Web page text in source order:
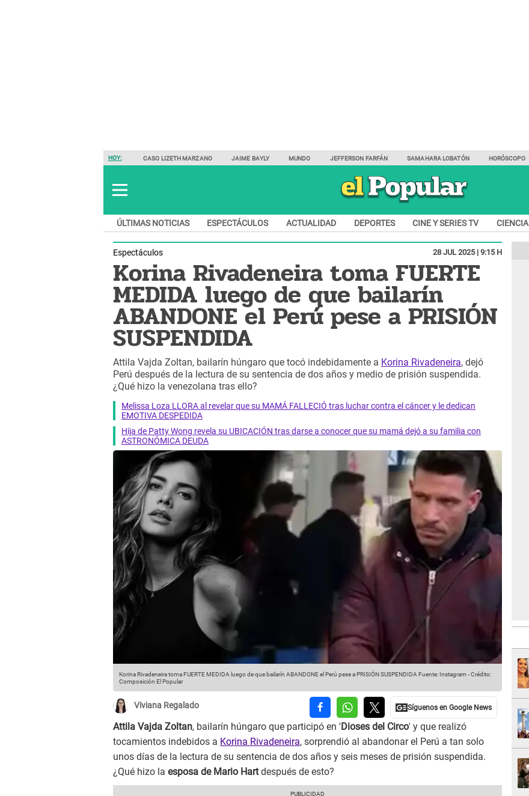
HOY: CASO LIZETH MARZANO JAIME BAYLY MUNDO JEFFERSON FARFÁN SAMAHARA LOBATÓN HORÓSCOPO
ÚLTIMAS NOTICIAS ESPECTÁCULOS ACTUALIDAD DEPORTES CINE Y SERIES TV CIENCIA
Espectáculos 28 JUL 2025 | 9:15 H
Korina Rivadeneira toma FUERTE
MEDIDA luego de que bailarín
ABANDONE el Perú pese a PRISIÓN
SUSPENDIDA
Attila Vajda Zoltan, bailarín húngaro que tocó indebidamente a Korina Rivadeneira, dejó
Perú después de la lectura de su sentencia de dos años y medio de prisión suspendida.
¿Qué hizo la venezolana tras ello?
Melissa Loza LLORA al revelar que su MAMÁ FALLECIÓ tras luchar contra el cáncer y le dedican
EMOTIVA DESPEDIDA
Hija de Patty Wong revela su UBICACIÓN tras darse a conocer que su mamá dejó a su familia con
ASTRONÓMICA DEUDA
Korina Rivadeneira toma FUERTE MEDIDA luego de que bailarín ABANDONE el Perú pese a PRISIÓN SUSPENDIDA Fuente: Instagram -Crédito:
Composición El Popular
Viviana Regalado
Attila Vajda Zoltan, bailarín húngaro que participó en ' Dioses del Circo' y que realizó
tocamientos indebidos a Korina Rivadeneira, sorprendió al abandonar el Perú a tan solo
unos días de la lectura de su sentencia de dos años y seis meses de prisión suspendida.
¿Qué hizo la esposa de Mario Hartdespués de esto?